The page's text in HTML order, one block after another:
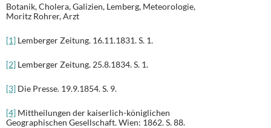
Botanik, Cholera, Galizien, Lemberg, Meteorologie,
Moritz Rohrer, Arzt
[1] Lemberger Zeitung. 16.11.1831. S. 1.
[2] Lemberger Zeitung. 25.8.1834. S. 1.
[3] Die Presse. 19.9.1854. S. 9.
[4] Mittheilungen der kaiserlich-königlichen
Geographischen Gesellschaft. Wien: 1862. S. 88.